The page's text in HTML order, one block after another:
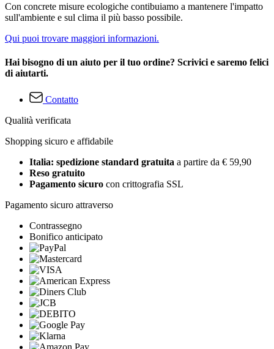
Con concrete misure ecologiche contibuiamo a mantenere l'impatto
sull'ambiente e sul clima il più basso possibile.
Qui puoi trovare maggiori informazioni.
Hai bisogno di un aiuto per il tuo ordine? Scrivici e saremo felici
di aiutarti.
Contatto
Qualità verificata
Shopping sicuro e affidabile
Italia: spedizione standard gratuita a partire da € 59,90
Reso gratuito
Pagamento sicuro con crittografia SSL
Pagamento sicuro attraverso
Contrassegno
Bonifico anticipato